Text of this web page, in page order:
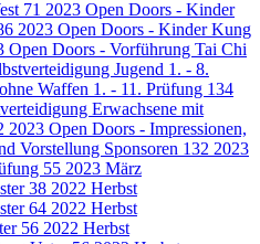
71 2023 Open Doors - Kinder
2023 Open Doors - Kinder Kung
Open Doors - Vorführung Tai Chi
Jugend 1. - 8.
Waffen 1. - 11. Prüfung 134
Erwachsene mit
2023 Open Doors - Impressionen,
Vorstellung Sponsoren 132 2023
55 2023 März
38 2022 Herbst
64 2022 Herbst
56 2022 Herbst